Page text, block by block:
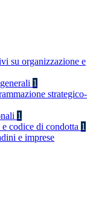
su organizzazione e
1
strategico-
1
codice di condotta 1
e imprese